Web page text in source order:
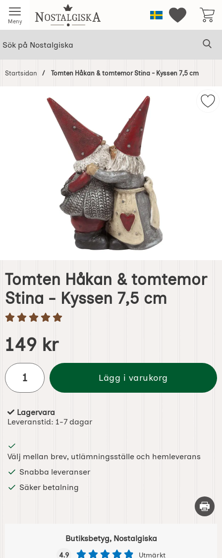
Meny Startsidan för NostalgiskaSverigeMina
Startsidan Tomten Håkan & tomtemor Stina - Kyssen 7,5 cm
Tomten Håkan & tomtemor
Stina - Kyssen 7,5 cm
Handla denna produkt Tomten Håkan & tomtemor Stina -
pris
149 kr
antal
Lägg i varukorg
Tillgänglighet:
Lagervara
Leveranstid: 1-7 dagar
Välj mellan brev, utlämningsställe och hemleverans
Snabba leveranser
Säker betalning
Skriv
Butiksbetyg, Nostalgiska
4.9 Utmärkt